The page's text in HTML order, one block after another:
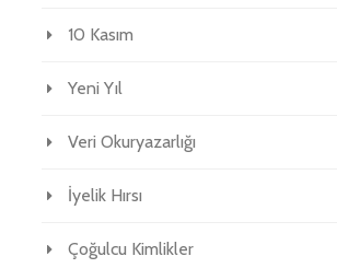
10 Kasım
Yeni Yıl
Veri Okuryazarlığı
İyelik Hırsı
Çoğulcu Kimlikler